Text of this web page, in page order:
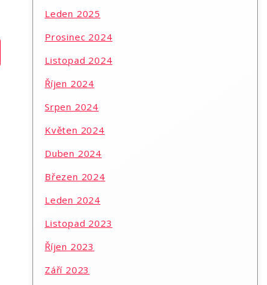
Leden 2025
Prosinec 2024
Listopad 2024
Říjen 2024
Srpen 2024
Květen 2024
Duben 2024
Březen 2024
Leden 2024
Listopad 2023
Říjen 2023
Září 2023